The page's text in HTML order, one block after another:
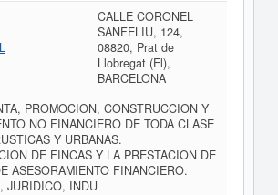
CALLE CORONEL
SANFELIU, 124,
08820, Prat de
Llobregat (El),
BARCELONA
PROMOCION, CONSTRUCCION Y
NO FINANCIERO DE TODA CLASE
Y URBANAS.
DE FINCAS Y LA PRESTACION DE
ASESORAMIENTO FINANCIERO.
JURIDICO, INDU